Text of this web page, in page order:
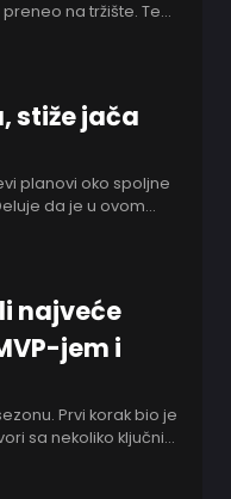
na tržište. Tek
delu
stiže jača
planovi oko spoljne
da je u ovom
najveće
jem i
Prvi korak bio je
sa nekoliko ključnih